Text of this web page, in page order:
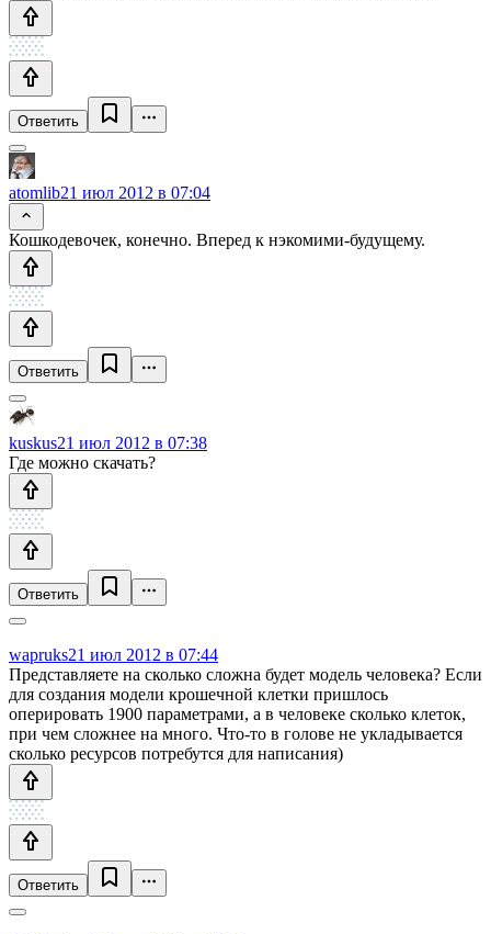
Ответить
atomlib21 июл 2012 в 07:04
Кошкодевочек, конечно. Вперед к нэкомими-будущему.
Ответить
kuskus21 июл 2012 в 07:38
Где можно скачать?
Ответить
wapruks21 июл 2012 в 07:44
Представляете на сколько сложна будет модель человека? Если
для создания модели крошечной клетки пришлось
оперировать 1900 параметрами, а в человеке сколько клеток,
при чем сложнее на много. Что-то в голове не укладывается
сколько ресурсов потребутся для написания)
Ответить